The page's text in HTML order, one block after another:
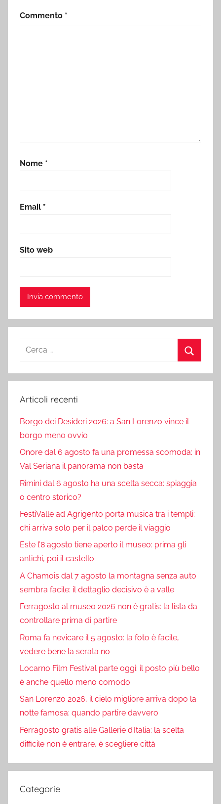
Commento *
Nome *
Email *
Sito web
Ricerca
Articoli recenti
Borgo dei Desideri 2026: a San Lorenzo vince il
borgo meno ovvio
Onore dal 6 agosto fa una promessa scomoda: in
Val Seriana il panorama non basta
Rimini dal 6 agosto ha una scelta secca: spiaggia
o centro storico?
FestiValle ad Agrigento porta musica tra i templi:
chi arriva solo per il palco perde il viaggio
Este l’8 agosto tiene aperto il museo: prima gli
antichi, poi il castello
A Chamois dal 7 agosto la montagna senza auto
sembra facile: il dettaglio decisivo è a valle
Ferragosto al museo 2026 non è gratis: la lista da
controllare prima di partire
Roma fa nevicare il 5 agosto: la foto è facile,
vedere bene la serata no
Locarno Film Festival parte oggi: il posto più bello
è anche quello meno comodo
San Lorenzo 2026, il cielo migliore arriva dopo la
notte famosa: quando partire davvero
Ferragosto gratis alle Gallerie d’Italia: la scelta
difficile non è entrare, è scegliere città
Categorie